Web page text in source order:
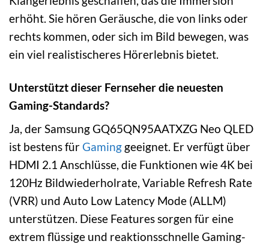
erhöht. Sie hören Geräusche, die von links oder
rechts kommen, oder sich im Bild bewegen, was
ein viel realistischeres Hörerlebnis bietet.
Unterstützt dieser Fernseher die neuesten
Gaming-Standards?
Ja, der Samsung GQ65QN95AATXZG Neo QLED
ist bestens für Gaming geeignet. Er verfügt über
HDMI 2.1 Anschlüsse, die Funktionen wie 4K bei
120Hz Bildwiederholrate, Variable Refresh Rate
(VRR) und Auto Low Latency Mode (ALLM)
unterstützen. Diese Features sorgen für eine
extrem flüssige und reaktionsschnelle Gaming-